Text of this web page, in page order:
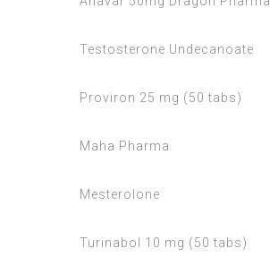
Testosterone Undecanoate
Proviron 25 mg (50 tabs)
Maha Pharma
Mesterolone
Turinabol 10 mg (50 tabs)